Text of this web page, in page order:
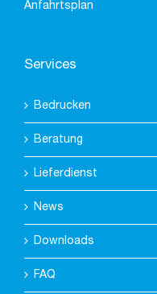
Anfahrtsplan
Services
Bedrucken
Beratung
Lieferdienst
News
Downloads
FAQ